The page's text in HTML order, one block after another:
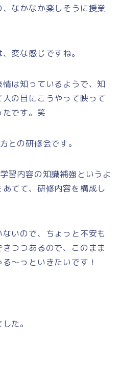
なかなか楽しそうに授業
変な感じですね。
は知っているようで、知
の目にこうやって映って
です。笑
との研修会です。
習内容の知識補強というよ
てて、研修内容を構成し
いので、ちょっと不安も
つつあるので、このまま
～っといきたいです！
た。